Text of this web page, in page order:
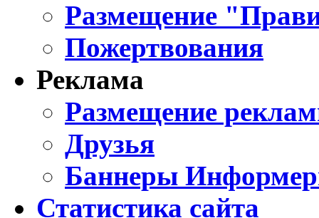
Размещение
Пожертвования
Реклама
Размещение
Друзья
Баннеры
Статистика сайта